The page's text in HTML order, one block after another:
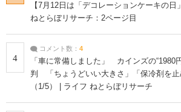
【7月12日は「デコレーションケーキの
ねとらぼリサーチ：2ページ目
4
コメント数： 4
「車に常備しました」 カインズの“1980
判 「ちょうどいい大きさ」「保冷剤を止
（1/5） | ライフ ねとらぼリサーチ